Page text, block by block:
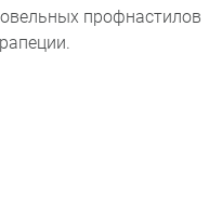
профнастилов